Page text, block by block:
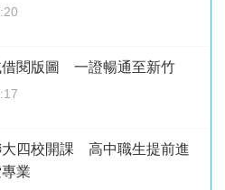
借閱版圖 一證暢通至新竹
大四校開課 高中職生提前進
業